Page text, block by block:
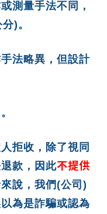
測量手法不同，
)。
法略異，但設計
拒收，除了視同
款，因此不提供
說，我們(公司)
為是詐騙或認為